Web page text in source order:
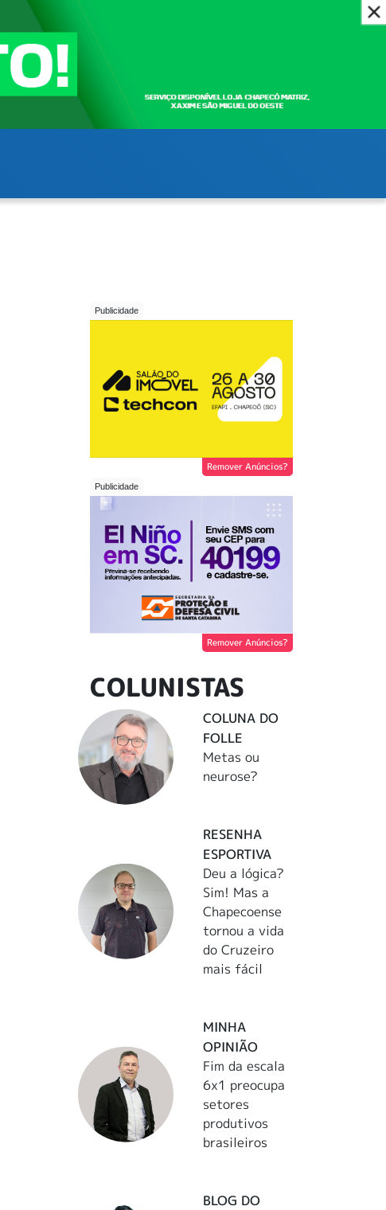
Remover Anúncios?
Remover Anúncios?
COLUNISTAS
COLUNA DO
FOLLE
Metas ou
neurose?
RESENHA
ESPORTIVA
Deu a lógica?
Sim! Mas a
Chapecoense
tornou a vida
do Cruzeiro
mais fácil
MINHA
OPINIÃO
Fim da escala
6x1 preocupa
setores
produtivos
brasileiros
BLOG DO